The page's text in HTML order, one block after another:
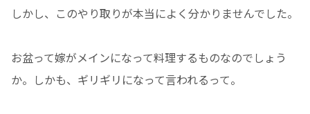
しかし、このやり取りが本当によく分かりませんでした。
お盆って嫁がメインになって料理するものなのでしょう
か。しかも、ギリギリになって言われるって。